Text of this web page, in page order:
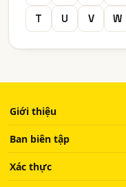
T
U V W
Giới thiệu
Ban biên tập
Xác thực